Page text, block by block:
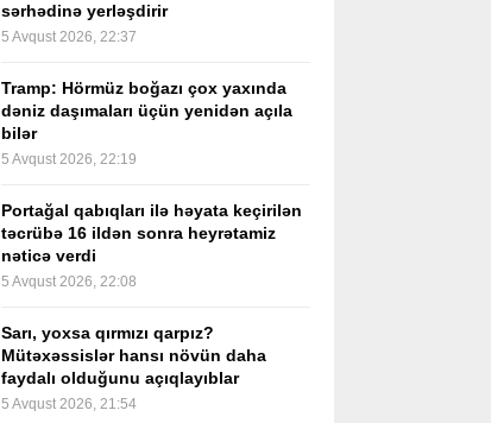
sərhədinə yerləşdirir
5 Avqust 2026, 22:37
Tramp: Hörmüz boğazı çox yaxında
dəniz daşımaları üçün yenidən açıla
bilər
5 Avqust 2026, 22:19
Portağal qabıqları ilə həyata keçirilən
təcrübə 16 ildən sonra heyrətamiz
nəticə verdi
5 Avqust 2026, 22:08
Sarı, yoxsa qırmızı qarpız?
Mütəxəssislər hansı növün daha
faydalı olduğunu açıqlayıblar
5 Avqust 2026, 21:54